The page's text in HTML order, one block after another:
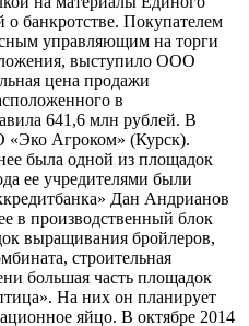
о банкротстве. Покупателем
управляющим на торги
выступило ООО
цена продажи
в
641,6 млн рублей. В
«Эко Агроком» (Курск).
была одной из площадок
ее учредителями были
Дан Андрианов
в производственный блок
выращивания бройлеров,
строительная
большая часть площадок
На них он планирует
яйцо. В октябре 2014